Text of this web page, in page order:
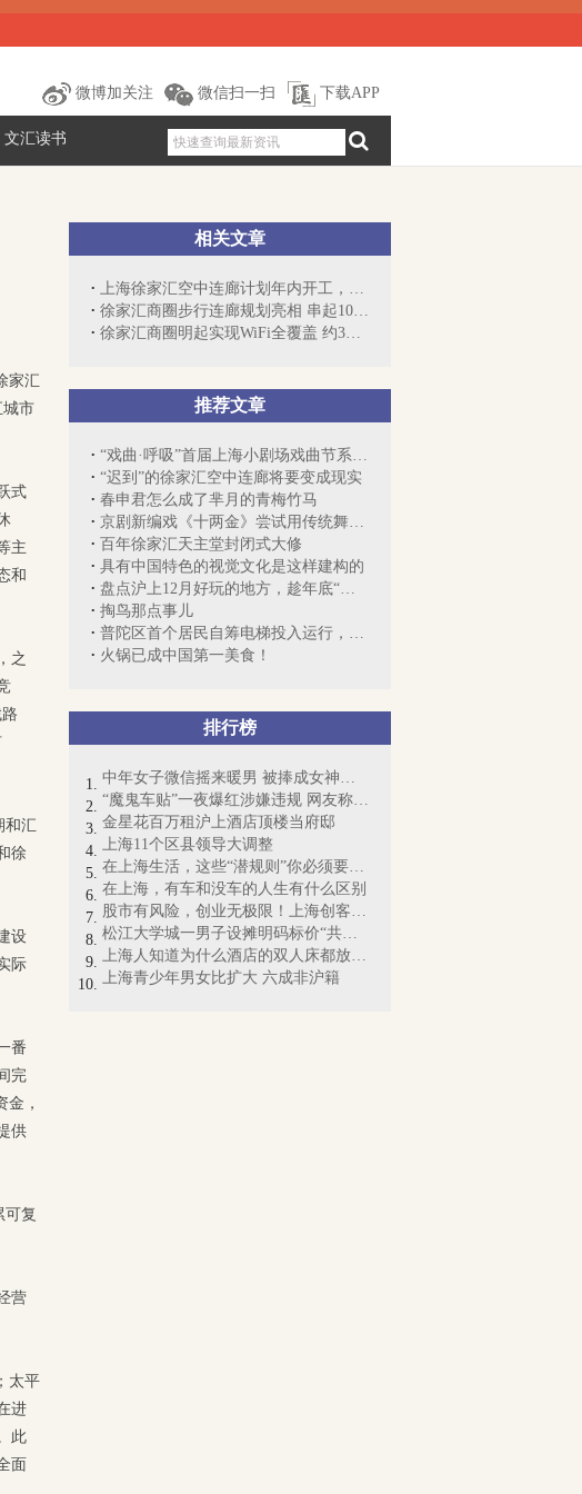
微博加关注 微信扫一扫 下载APP
文汇读书
相关文章
上海徐家汇空中连廊计划年内开工，未来将...
徐家汇商圈步行连廊规划亮相 串起10余幢建筑
徐家汇商圈明起实现WiFi全覆盖 约3万人...
推荐文章
“戏曲·呼吸”首届上海小剧场戏曲节系列报道
“迟到”的徐家汇空中连廊将要变成现实
春申君怎么成了芈月的青梅竹马
京剧新编戏《十两金》尝试用传统舞台表演...
百年徐家汇天主堂封闭式大修
具有中国特色的视觉文化是这样建构的
盘点沪上12月好玩的地方，趁年底“疯”起...
掏鸟那点事儿
普陀区首个居民自筹电梯投入运行，12户居...
火锅已成中国第一美食！
排行榜
中年女子微信摇来暖男 被捧成女神却丧命
“魔鬼车贴”一夜爆红涉嫌违规 网友称“...
金星花百万租沪上酒店顶楼当府邸
上海11个区县领导大调整
在上海生活，这些“潜规则”你必须要懂！
在上海，有车和没车的人生有什么区别
股市有风险，创业无极限！上海创客梦想起航
松江大学城一男子设摊明码标价“共享女友...
上海人知道为什么酒店的双人床都放4个枕...
上海青少年男女比扩大 六成非沪籍
家汇
城市
式
主
和
之
和汇
徐
设
际
番
完
，
供
可复
营
太平
进
此
面